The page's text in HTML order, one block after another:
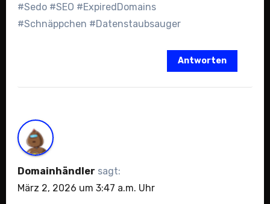
#Sedo #SEO #ExpiredDomains
#Schnäppchen #Datenstaubsauger
Antworten
Domainhändler sagt:
März 2, 2026 um 3:47 a.m. Uhr